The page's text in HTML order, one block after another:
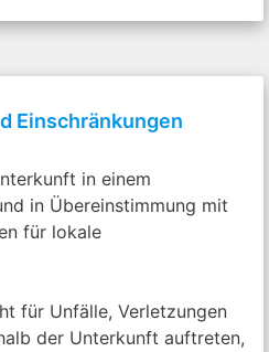
Einschränkungen
in einem
in Übereinstimmung mit
für lokale
für Unfälle, Verletzungen
der Unterkunft auftreten,